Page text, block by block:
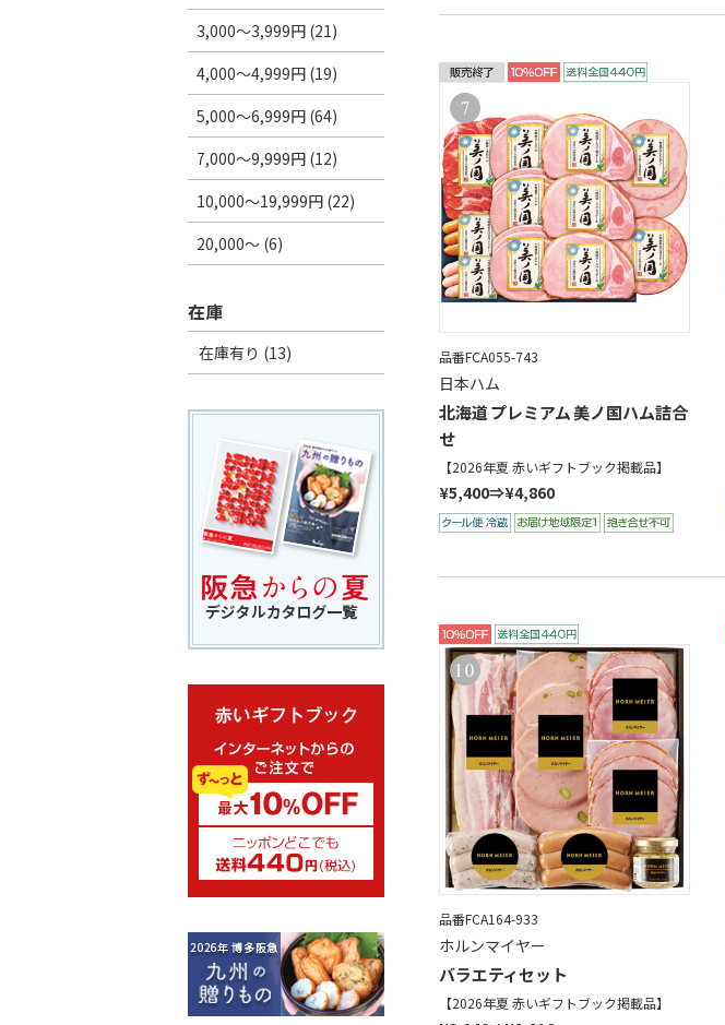
品番FCA055-743
日本ハム
北海道 プレミアム 美ノ国ハム詰合
せ
【2026年夏 赤いギフトブック掲載品】
¥5,400⇒¥4,860
品番FCA164-933
ホルンマイヤー
バラエティセット
【2026年夏 赤いギフトブック掲載品】
3,000～3,999円 (21)
4,000～4,999円 (19)
5,000～6,999円 (64)
7,000～9,999円 (12)
10,000～19,999円 (22)
20,000～ (6)
在庫
在庫有り (13)